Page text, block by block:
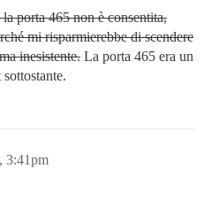
porta 465 non è consentita,
mi risparmierebbe di scendere
inesistente. La porta 465 era un
3:41pm